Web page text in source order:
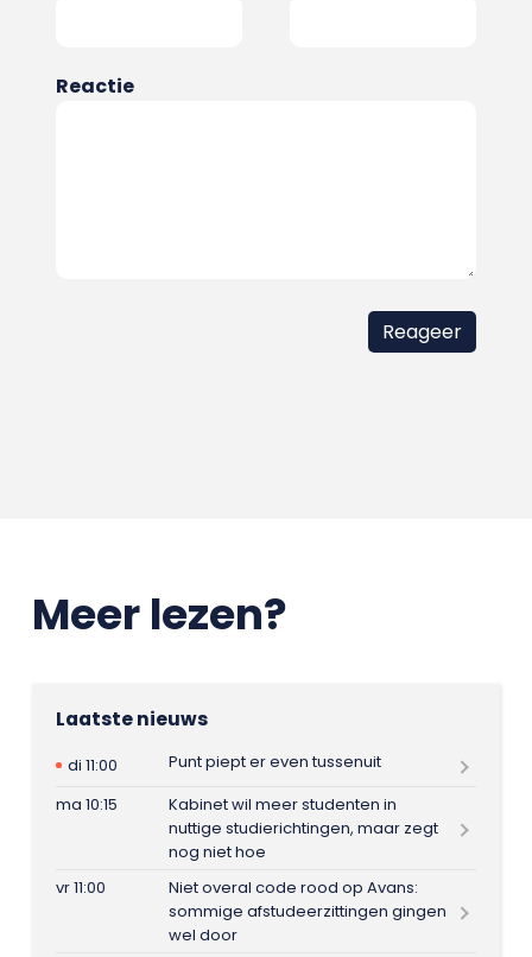
Reactie
Meer lezen?
Laatste nieuws
di 11:00
Punt piept er even tussenuit
ma 10:15
Kabinet wil meer studenten in
nuttige studierichtingen, maar zegt
nog niet hoe
vr 11:00
Niet overal code rood op Avans:
sommige afstudeerzittingen gingen
wel door